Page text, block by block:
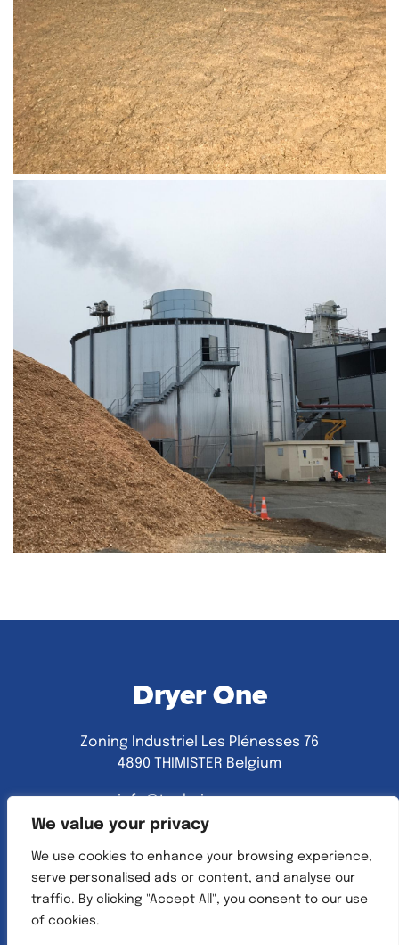
We value your privacy
We use cookies to enhance your browsing experience,
serve personalised ads or content, and analyse our
traffic. By clicking "Accept All", you consent to our use
of cookies.
Dryer One
Zoning Industriel Les Plénesses 76
4890 THIMISTER Belgium
+32(0)87 44 01 10